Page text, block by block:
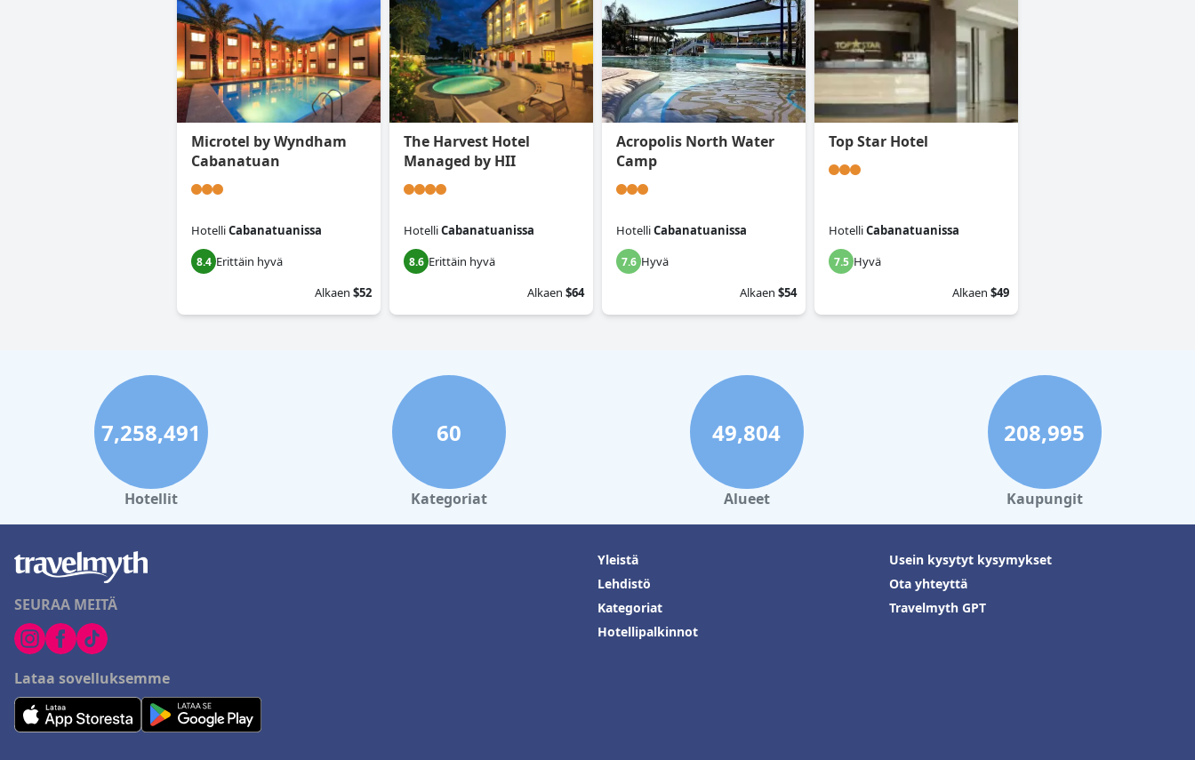
Microtel by Wyndham
Cabanatuan
HotelliCabanatuanissa
8.4 Erittäin hyvä
Alkaen $52
The Harvest Hotel
Managed by HII
HotelliCabanatuanissa
8.6 Erittäin hyvä
Alkaen $64
Acropolis North Water
Camp
HotelliCabanatuanissa
7.6 Hyvä
Alkaen $54
Top Star Hotel
HotelliCabanatuanissa
7.5 Hyvä
Alkaen $49
7,258,491
Hotellit
60
Kategoriat
49,804
Alueet
208,995
Kaupungit
SEURAA MEITÄ
Lataa sovelluksemme
Yleistä
Lehdistö
Kategoriat
Hotellipalkinnot
Usein kysytyt kysymykset
Ota yhteyttä
Travelmyth GPT